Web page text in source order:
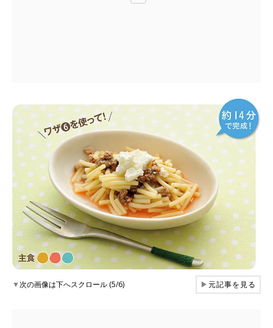
▼次の画像は下へスクロール (5/6) ▶元記事を見る